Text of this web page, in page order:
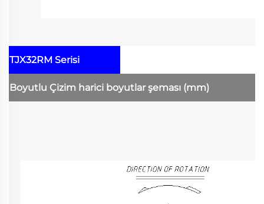
TJX32RM Serisi
Boyutlu Çizim harici boyutlar şeması (mm)